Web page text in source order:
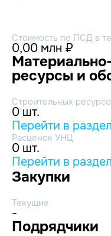
Стоимость по ПСД в
0,00 млн ₽
ресурсы и
Строительных
0 шт.
Перейти в раздел
Расценок УНЦ
0 шт.
Перейти в раздел
Закупки
Текущие
-
Подрядчики